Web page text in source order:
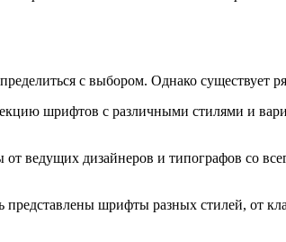
с выбором. Однако существует
шрифтов с различными стилями и
ведущих дизайнеров и типографов со
шрифты разных стилей, от